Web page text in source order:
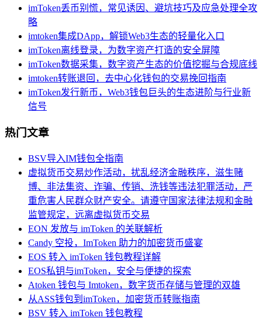
imToken丢币别慌，常见诱因、避坑技巧及应急处理全攻
略
imtoken集成DApp，解锁Web3生态的轻量化入口
imToken离线登录，为数字资产打造的安全屏障
imToken数据采集，数字资产生态的价值挖掘与合规底线
imtoken转账退回，去中心化钱包的交易挽回指南
imToken发行新币，Web3钱包巨头的生态进阶与行业新
信号
热门文章
BSV导入IM钱包全指南
虚拟货币交易炒作活动，扰乱经济金融秩序，滋生赌
博、非法集资、诈骗、传销、洗钱等违法犯罪活动，严
重危害人民群众财产安全。请遵守国家法律法规和金融
监管规定，远离虚拟货币交易
EON 发放与 imToken 的关联解析
Candy 空投，ImToken 助力的加密货币盛宴
EOS 转入 imToken 钱包教程详解
EOS私钥与imToken，安全与便捷的探索
Atoken 钱包与 Imtoken，数字货币存储与管理的双雄
从ASS钱包到imToken，加密货币转账指南
BSV 转入 imToken 钱包教程